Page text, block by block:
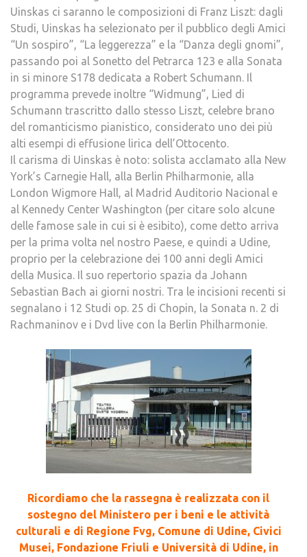
Uinskas ci saranno le composizioni di Franz Liszt: dagli
Studi, Uinskas ha selezionato per il pubblico degli Amici
“Un sospiro”, “La leggerezza” e la “Danza degli gnomi”,
passando poi al Sonetto del Petrarca 123 e alla Sonata
in si minore S178 dedicata a Robert Schumann. Il
programma prevede inoltre “Widmung”, Lied di
Schumann trascritto dallo stesso Liszt, celebre brano
del romanticismo pianistico, considerato uno dei più
alti esempi di effusione lirica dell’Ottocento.
Il carisma di Uinskas è noto: solista acclamato alla New
York’s Carnegie Hall, alla Berlin Philharmonie, alla
London Wigmore Hall, al Madrid Auditorio Nacional e
al Kennedy Center Washington (per citare solo alcune
delle famose sale in cui si è esibito), come detto arriva
per la prima volta nel nostro Paese, e quindi a Udine,
proprio per la celebrazione dei 100 anni degli Amici
della Musica. Il suo repertorio spazia da Johann
Sebastian Bach ai giorni nostri. Tra le incisioni recenti si
segnalano i 12 Studi op. 25 di Chopin, la Sonata n. 2 di
Rachmaninov e i Dvd live con la Berlin Philharmonie.
Ricordiamo che la rassegna è realizzata con il
sostegno del Ministero per i beni e le attività
culturali e di Regione Fvg, Comune di Udine, Civici
Musei, Fondazione Friuli e Università di Udine, in